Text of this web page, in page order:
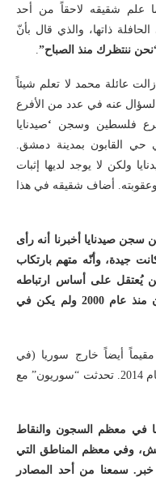
علم شقيقه لاحقاً من أحد
ذاتها، والذي قال بأنّ
ننتظرك منذ الصباح”
عائلة محمد لا تعلم شيئاً
عنه في عدد من الأفرع
فرع فلسطين وسجن ‘صيدنايا
القابون بمدينة دمشق.
ولكن لا يوجد لديها إثبات
أضاف شقيقه في هذا
صيدنايا أخبرنا أنه رأى
جيدة، وأنّه متهم بارتكاب
يُعتقل على أساس ارتباطه
بالمعارضة، علماً أن أخي يعمل في لبنان منذ عام 2000 ولم يكن في
أيضاً خارج سوريا (في
قطر) اختفى في إحدى زياراته إليها في عام 2014. تحدثت “سوريون” مع
في معظم السجون والنقاط
داعش، وفي معظم المناطق التي
سمعنا من أحد المصادر